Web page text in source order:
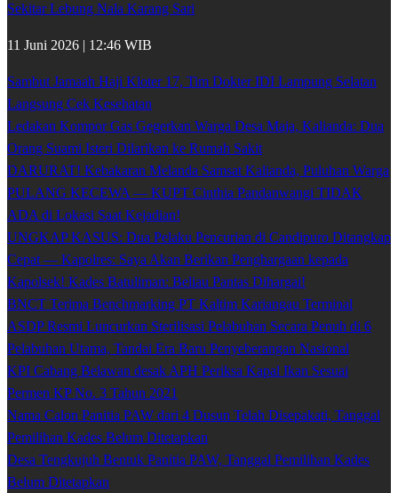
Sekitar Lebung Nala Karang Sari
11 Juni 2026 | 12:46 WIB
Sambut Jamaah Haji Kloter 17, Tim Dokter IDI Lampung Selatan
Langsung Cek Kesehatan
Ledakan Kompor Gas Gegerkan Warga Desa Maja, Kalianda: Dua
Orang Suami Isteri Dilarikan ke Rumah Sakit
DARURAT! Kebakaran Melanda Samsat Kalianda, Puluhan Warga
PULANG KECEWA — KUPT Cinthia Pandanwangi TIDAK
ADA di Lokasi Saat Kejadian!
UNGKAP KASUS: Dua Pelaku Pencurian di Candipuro Ditangkap
Cepat — Kapolres: Saya Akan Berikan Penghargaan kepada
Kapolsek! Kades Batuliman: Beliau Pantas Dihargai!
BNCT Terima Benchmarking PT Kaltim Kariangau Terminal
ASDP Resmi Luncurkan Sterilisasi Pelabuhan Secara Penuh di 6
Pelabuhan Utama, Tandai Era Baru Penyeberangan Nasional
KPI Cabang Belawan desak APH Periksa Kapal Ikan Sesuai
Permen KP No. 3 Tahun 2021
Nama Calon Panitia PAW dari 4 Dusun Telah Disepakati, Tanggal
Pemilihan Kades Belum Ditetapkan
Desa Tengkujuh Bentuk Panitia PAW, Tanggal Pemilihan Kades
Belum Ditetapkan